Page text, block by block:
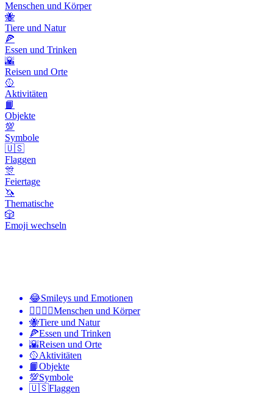
Menschen und Körper
🐝
Tiere und Natur
🍕
Essen und Trinken
🌇
Reisen und Orte
🥎
Aktivitäten
📙
Objekte
💯
Symbole
🇺🇸
Flaggen
🎊
Feiertage
🦄
Thematische
🎲
Emoji wechseln
😂Smileys und Emotionen
👩‍❤️‍💋‍👨Menschen und Körper
🐝Tiere und Natur
🍕Essen und Trinken
🌇Reisen und Orte
🥎Aktivitäten
📙Objekte
💯Symbole
🇺🇸Flaggen